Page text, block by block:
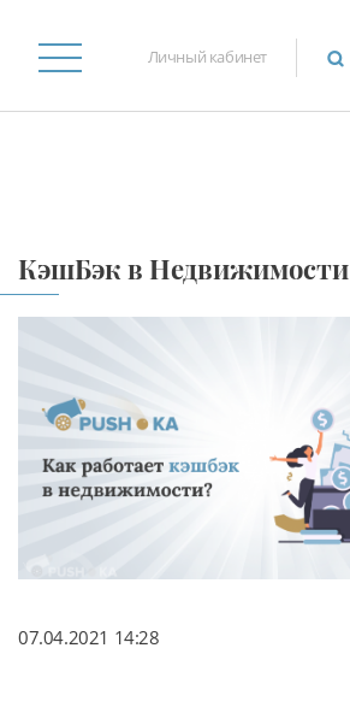
Личный кабинет
КэшБэк в Недвижимости
07.04.2021 14:28